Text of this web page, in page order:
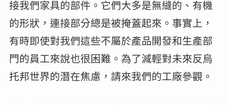
接我們家具的部件。它們大多是無縫的、有機
的形狀，連接部分總是被掩蓋起來。事實上，
有時即使對我們這些不屬於產品開發和生產部
門的員工來說也很困難。為了減輕對未來反烏
托邦世界的潛在焦慮，請來我們的工廠參觀。